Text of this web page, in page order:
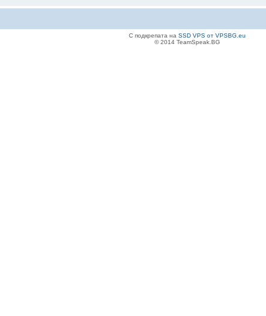
С подкрепата на SSD VPS от VPSBG.eu
© 2014 TeamSpeak.BG